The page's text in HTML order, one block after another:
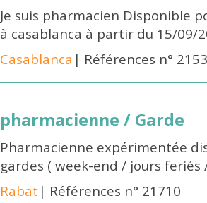
Je suis pharmacien Disponible
à casablanca à partir du 15/09/
Casablanca | Références n°
pharmacienne / Garde
Pharmacienne expérimentée
gardes ( week-end / jours
Rabat | Références n° 21710